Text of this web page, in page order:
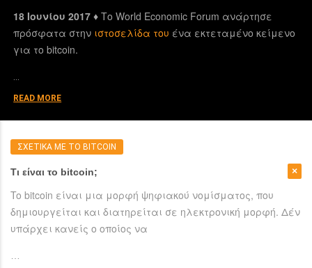
18 Ιουνίου 2017 ♦Το World Economic Forum ανάρτησε
πρόσφατα στην ιστοσελίδα του ένα εκτεταμένο κείμενο
για το bitcoin.
READ MORE
ΣΧΕΤΙΚΑ ΜΕ ΤΟ BITCOIN
Τι είναι το bitcoin;
To bitcoin είναι μια μορφή ψηφιακού νομίσματος, που
δημιουργείται και διατηρείται σε ηλεκτρονική μορφή. Δέν
υπάρχει κανείς ο οποίος να
…